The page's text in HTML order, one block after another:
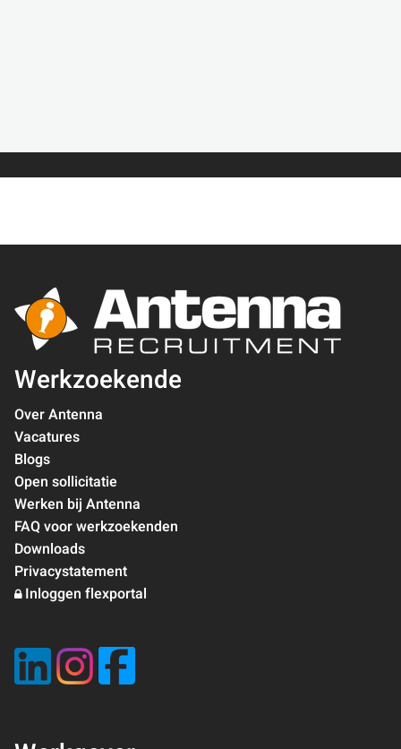
Werkzoekende
Over Antenna
Vacatures
Blogs
Open sollicitatie
Werken bij Antenna
FAQ voor werkzoekenden
Downloads
Privacystatement
Inloggen flexportal